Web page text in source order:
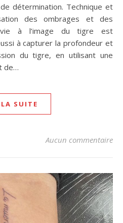
détermination. Technique et
des ombrages et des
à l’image du tigre est
à capturer la profondeur et
du tigre, en utilisant une
de…
SUITE
Aucun commentaire